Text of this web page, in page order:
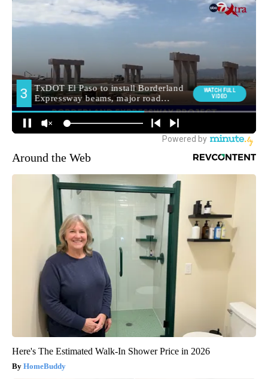
Around the Web
Here's The Estimated Walk-In Shower Price in 2026
HomeBuddy